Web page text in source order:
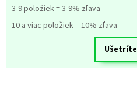
3-9 položiek = 3-9% zľava
10 a viac položiek = 10% zľava
Ušetríte